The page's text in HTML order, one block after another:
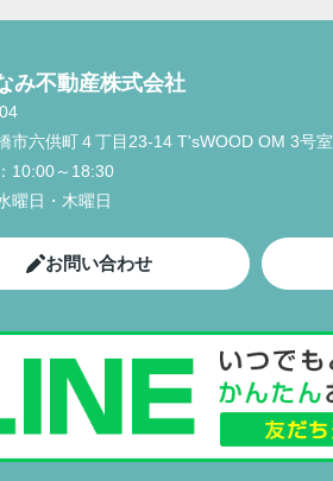
み不動産株式会社
市六供町４丁目23‐14 T'sWOOD OM 3号室
10:00～18:30
曜日・木曜日
お問い合わせ